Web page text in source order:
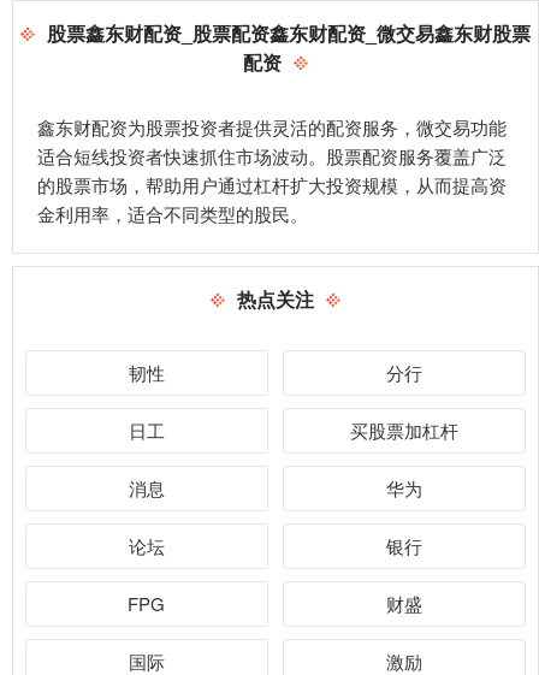
股票鑫东财配资_股票配资鑫东财配资_微交易鑫东财股票
配资
鑫东财配资为股票投资者提供灵活的配资服务，微交易功能
适合短线投资者快速抓住市场波动。股票配资服务覆盖广泛
的股票市场，帮助用户通过杠杆扩大投资规模，从而提高资
金利用率，适合不同类型的股民。
热点关注
韧性 分行
日工 买股票加杠杆
消息 华为
论坛 银行
FPG 财盛
国际 激励